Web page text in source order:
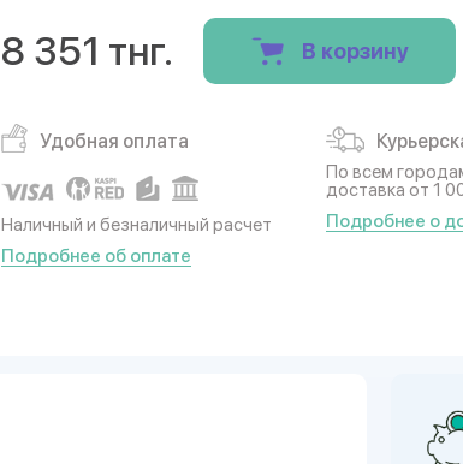
8 351 тнг. В корзину
Удобная оплата
Наличный и безналичный расчет
Подробнее об оплате
По всем
доставка от 1
Подробнее о